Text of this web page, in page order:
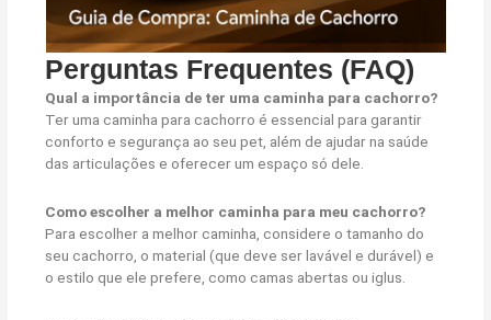
Perguntas Frequentes (FAQ)
Qual a importância de ter uma caminha para cachorro?
Ter uma caminha para cachorro é essencial para garantir
conforto e segurança ao seu pet, além de ajudar na saúde
das articulações e oferecer um espaço só dele.
Como escolher a melhor caminha para meu cachorro?
Para escolher a melhor caminha, considere o tamanho do
seu cachorro, o material (que deve ser lavável e durável) e
o estilo que ele prefere, como camas abertas ou iglus.